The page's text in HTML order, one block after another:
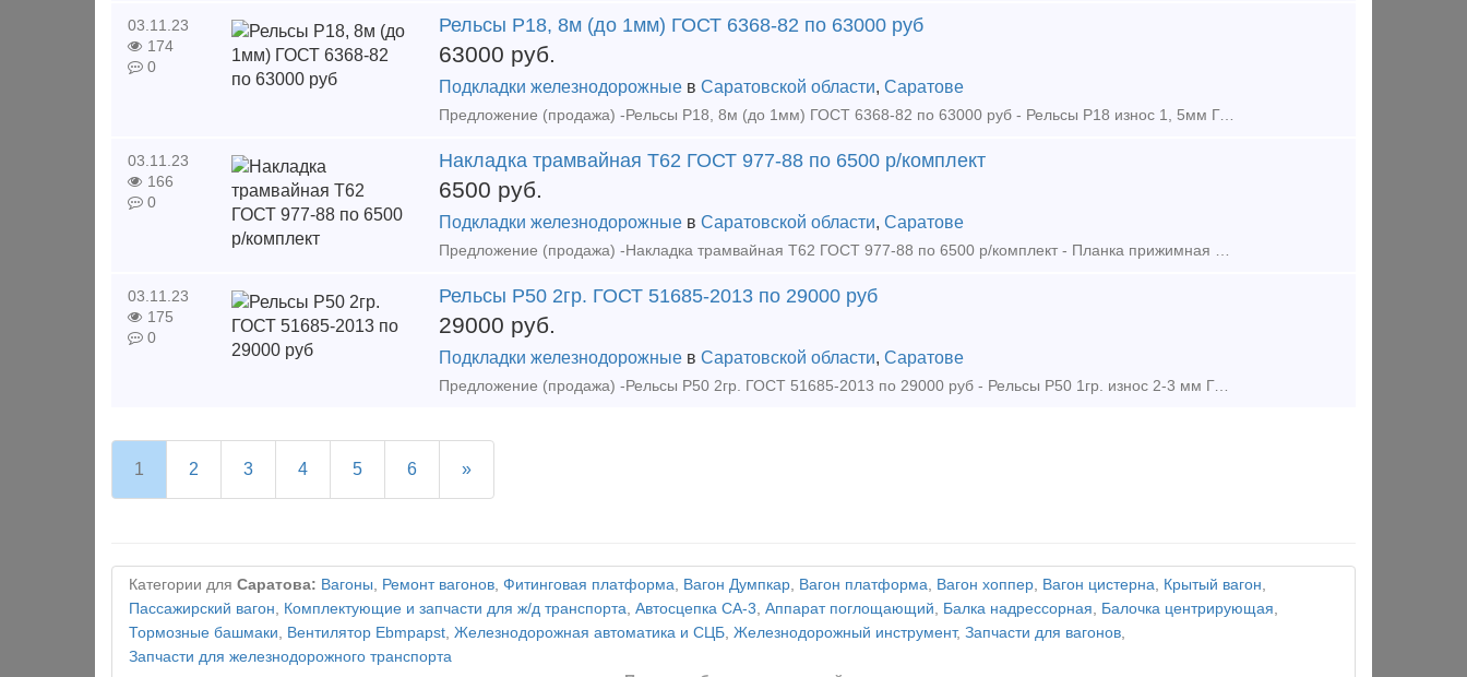
03.11.23
174
0
Рельсы Р18, 8м (до 1мм) ГОСТ 6368-82 по 63000 руб
63000 руб.
Подкладки железнодорожные в Саратовской области, Саратове
Предложение (продажа) -Рельсы Р18, 8м (до 1мм) ГОСТ 6368-82 по 63000 руб - Рельсы Р18 износ 1, 5мм ГОСТ 8141-56 по 59000 руб - Рельсы Р18 износ 0, 5мм ГОСТ
03.11.23
166
0
Накладка трамвайная Т62 ГОСТ 977-88 по 6500 р/комплект
6500 руб.
Подкладки железнодорожные в Саратовской области, Саратове
Предложение (продажа) -Накладка трамвайная Т62 ГОСТ 977-88 по 6500 р/комплект - Планка прижимная У1 / П1 ГОСТ 24741-81 по 460 р/комплект - Накладка КР100 ТУ
03.11.23
175
0
Рельсы Р50 2гр. ГОСТ 51685-2013 по 29000 руб
29000 руб.
Подкладки железнодорожные в Саратовской области, Саратове
Предложение (продажа) -Рельсы Р50 2гр. ГОСТ 51685-2013 по 29000 руб - Рельсы Р50 1гр. износ 2-3 мм ГОСТ 51685-2013 по 33000 руб - Рельсы Р65 резерв 1990 гг
1 2 3 4 5 6 »
Категории для Саратова: Вагоны, Ремонт вагонов, Фитинговая платформа, Вагон Думпкар, Вагон платформа, Вагон хоппер, Вагон цистерна, Крытый вагон,
Пассажирский вагон, Комплектующие и запчасти для ж/д транспорта, Автосцепка СА-3, Аппарат поглощающий, Балка надрессорная, Балочка центрирующая,
Тормозные башмаки, Вентилятор Ebmpapst, Железнодорожная автоматика и СЦБ, Железнодорожный инструмент, Запчасти для вагонов,
Запчасти для железнодорожного транспорта